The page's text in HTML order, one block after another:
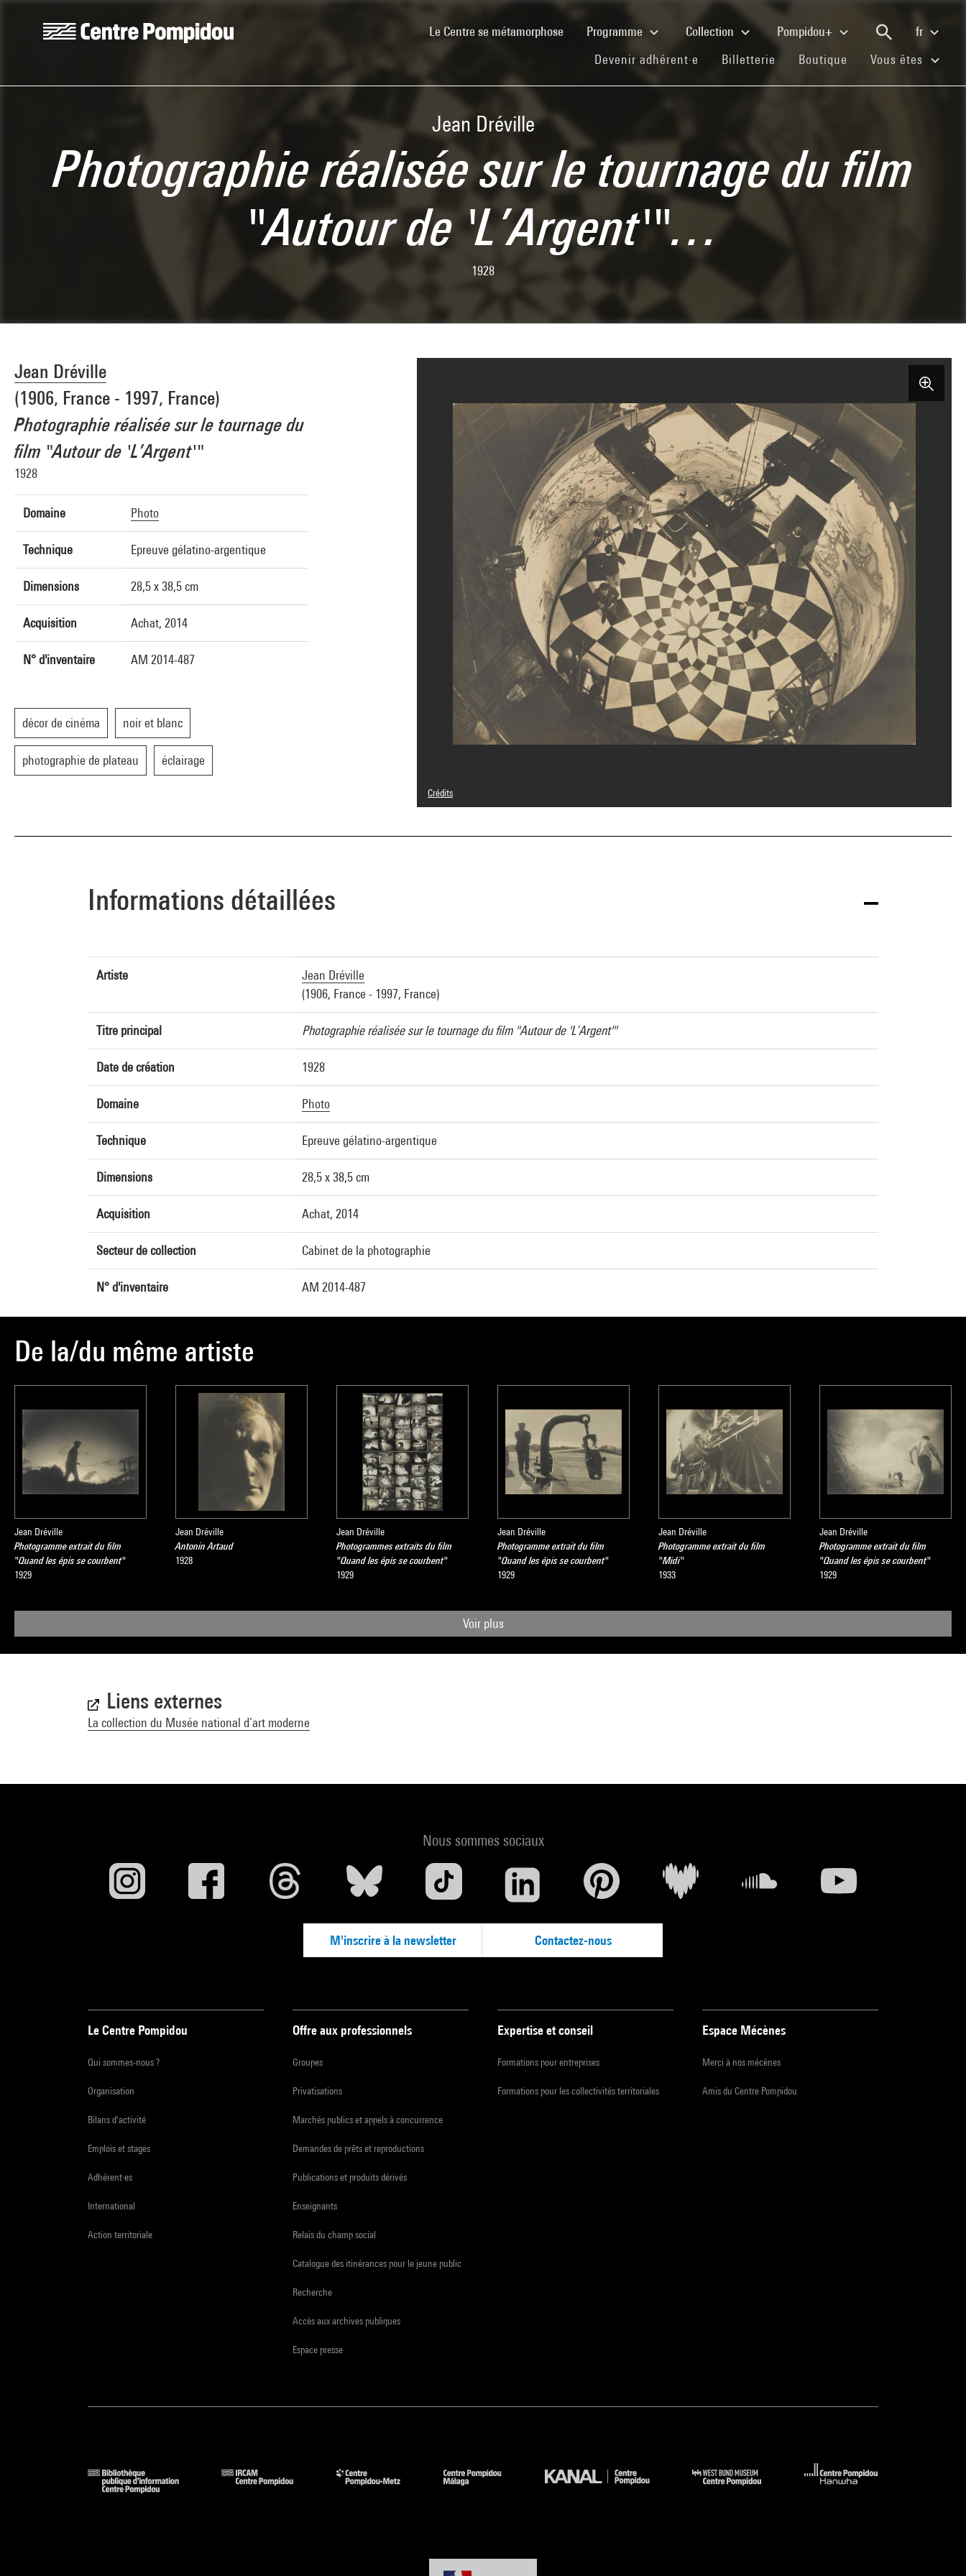
Le Centre se métamorphose(current)Programme Collection Pompidou+
fr
Devenir adhérent·e (current)
Billetterie (current)
Boutique (current)
Vous êtes
Jean Dréville
Photographie réalisée sur le tournage du film
"Autour de 'L’Argent'"…
1928
Jean Dréville
(1906, France - 1997, France)
Photographie réalisée sur le tournage du
film "Autour de 'L’Argent'"
1928
Domaine Photo
Technique Epreuve gélatino-argentique
Dimensions 28,5 x 38,5 cm
Acquisition Achat, 2014
N° d'inventaire AM 2014-487
décor de cinéma noir et blanc
photographie de plateau éclairage
Crédits
© Jean Dréville
Réf. image : 4N69650
Informations détaillées
Artiste
Jean Dréville
(1906, France - 1997, France)
Titre principal Photographie réalisée sur le tournage du film "Autour de 'L’Argent'"
Date de création 1928
Domaine Photo
Technique Epreuve gélatino-argentique
Dimensions 28,5 x 38,5 cm
Acquisition Achat, 2014
Secteur de collection Cabinet de la photographie
N° d'inventaire AM 2014-487
De la/du même artiste
Jean Dréville
Photogramme extrait du film
"Quand les épis se courbent"
1929
Jean Dréville
Antonin Artaud
1928
Jean Dréville
Photogrammes extraits du film
"Quand les épis se courbent"
1929
Jean Dréville
Photogramme extrait du film
"Quand les épis se courbent"
1929
Jean Dréville
Photogramme extrait du film
"Midi"
1933
Jean Dréville
Photogramme extrait du film
"Quand les épis se courbent"
1929
Voir plus
Liens externes
La collection du Musée national d’art moderne
Nous sommes sociaux
M'inscrire à la newsletter Contactez-nous
Le Centre Pompidou
Qui sommes-nous ?
Organisation
Bilans d'activité
Emplois et stages
Adhérent·es
International
Action territoriale
Offre aux professionnels
Groupes
Privatisations
Marchés publics et appels à concurrence
Demandes de prêts et reproductions
Publications et produits dérivés
Enseignants
Relais du champ social
Catalogue des itinérances pour le jeune public
Recherche
Accès aux archives publiques
Espace presse
Expertise et conseil
Formations pour entreprises
Formations pour les collectivités territoriales
Espace Mécènes
Merci à nos mécènes
Amis du Centre Pompidou